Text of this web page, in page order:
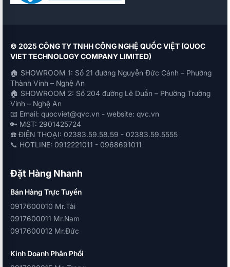
© 2025 CÔNG TY TNHH CÔNG NGHỆ QUỐC VIỆT (QUOC
VIET TECHNOLOGY COMPANY LIMITED)
🏠 SHOWROOM 1: Số 21 đường Nguyễn Đức Cảnh – Phường
Thành Vinh – Nghệ An
🏠 SHOWROOM 2: Số 204 đường Lê Duẩn – Phường Trường
Vinh – Nghệ An
📧 Email: quocviet@qvc.vn - website: qvc.vn
🔑 MST: 2901425724
☎️ ĐIỆN THOẠI: 02383.59.58.59 - 02383.59.5555
📞 HOTLINE: 0912221011 - 0968691011
Đặt Hàng Nhanh
Bán Hàng Trực Tuyến
0917600010 Mr.Tài
0917600011 Mr.Nam
0917600012 Mr.Đức
Kinh Doanh Phân Phối